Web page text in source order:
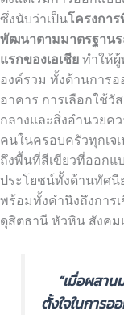
ซึ่งนับว่าเป็นโครงกา
พัฒนาตามมาตรฐาน
แรกของเอเชียทำให้
องค์รวม ทั้งด้านการ
อาคาร การเลือกใช้
กลางและสิ่งอำนวยค
คนในครอบครัวทุกเ
ถึงพื้นที่สีเขียวที่ออกแ
ประโยชน์ทั้งด้านทัศ
พร้อมทั้งคำนึงถึงการ
ดุสิตธานี หัวหิน สังคม
“เมื่อผสา
ตั้งใจในการอ